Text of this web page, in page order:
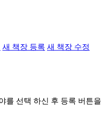
새 책장 등록 새 책장 수정
를 선택 하신 후 등록 버튼을